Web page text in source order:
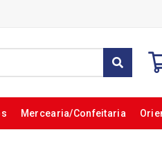
Mercearia/Confeitaria